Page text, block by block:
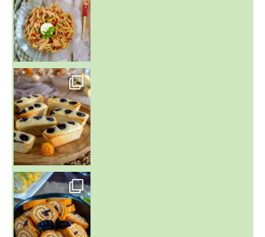
~ FINANCIERS MYRTILLES ET CITRON ~
Aujourd'hu